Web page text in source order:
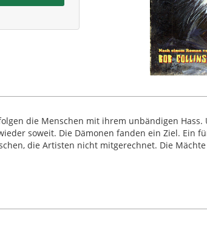
die Menschen mit ihrem unbändigen
soweit. Die Dämonen fanden ein Ziel. Ein
die Artisten nicht mitgerechnet. Die